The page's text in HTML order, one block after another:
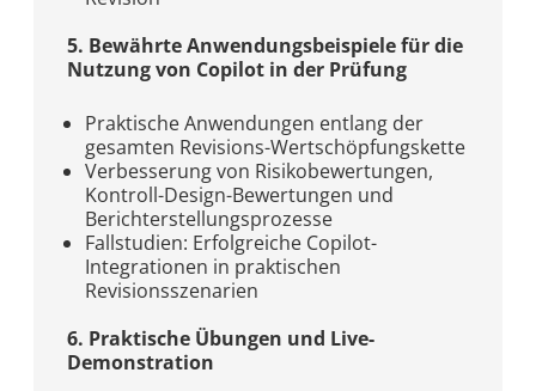
5. Bewährte Anwendungsbeispiele für die
Nutzung von Copilot in der Prüfung
Praktische Anwendungen entlang der
gesamten Revisions-Wertschöpfungskette
Verbesserung von Risikobewertungen,
Kontroll-Design-Bewertungen und
Berichterstellungsprozesse
Fallstudien: Erfolgreiche Copilot-
Integrationen in praktischen
Revisionsszenarien
6. Praktische Übungen und Live-
Demonstration